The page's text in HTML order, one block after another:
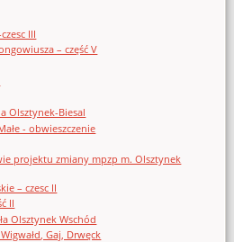
III
– część V
Olsztynek-Biesal
- obwieszczenie
projektu zmiany mpzp m. Olsztynek
– czesc II
II
Olsztynek Wschód
Gaj, Drwęck